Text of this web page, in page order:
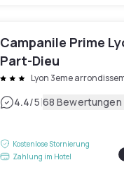
Campanile Prime
Part-Dieu
Lyon 3eme
4.4/5|68 Bewertungen
Kostenlose Stornierung
Zahlung im Hotel